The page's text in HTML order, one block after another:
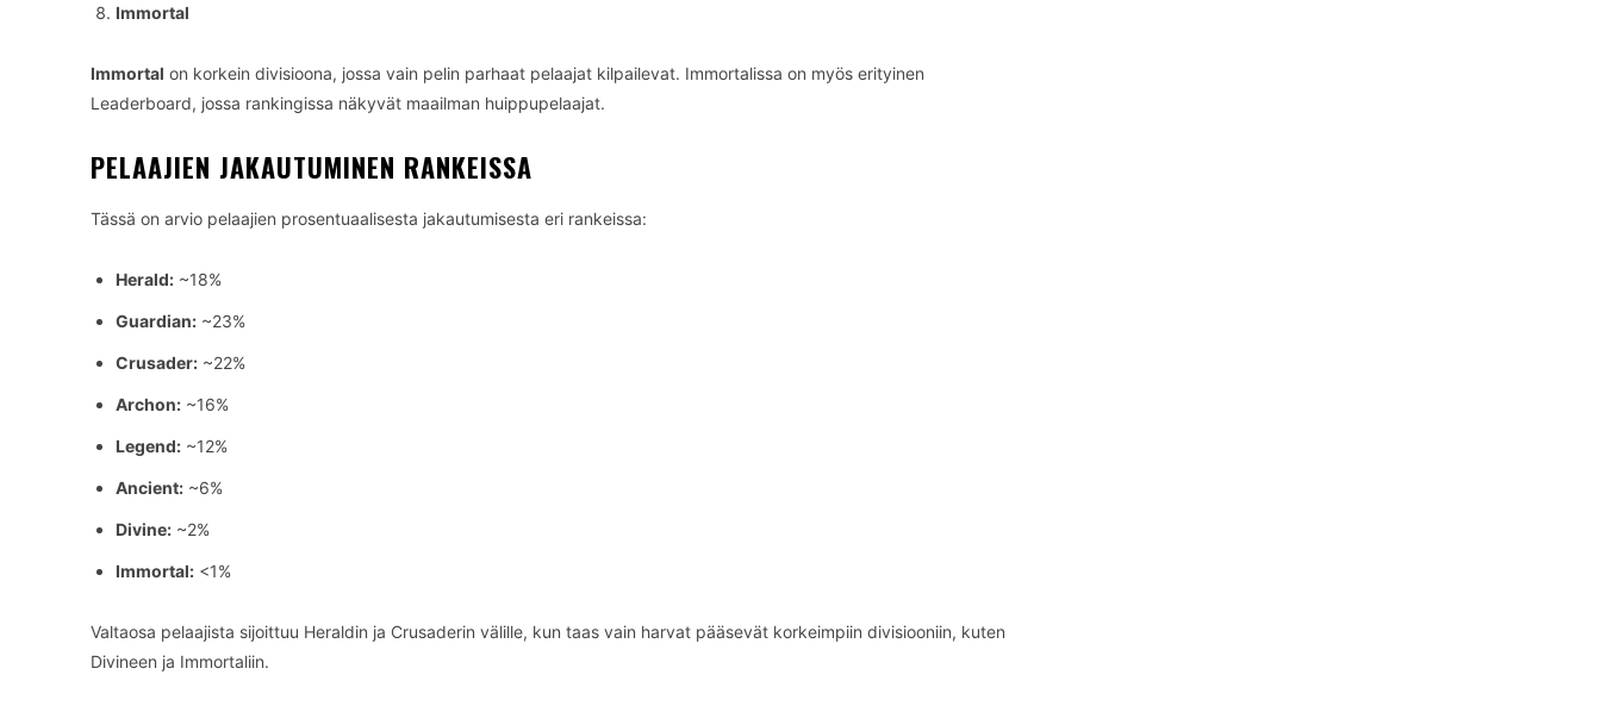
Immortal
Immortal on korkein divisioona, jossa vain pelin parhaat pelaajat kilpailevat. Immortalissa on myös erityinen
Leaderboard, jossa rankingissa näkyvät maailman huippupelaajat.
PELAAJIEN JAKAUTUMINEN RANKEISSA
Tässä on arvio pelaajien prosentuaalisesta jakautumisesta eri rankeissa:
Herald: ~18%
Guardian: ~23%
Crusader: ~22%
Archon: ~16%
Legend: ~12%
Ancient: ~6%
Divine: ~2%
Immortal: <1%
Valtaosa pelaajista sijoittuu Heraldin ja Crusaderin välille, kun taas vain harvat pääsevät korkeimpiin divisiooniin, kuten
Divineen ja Immortaliin.